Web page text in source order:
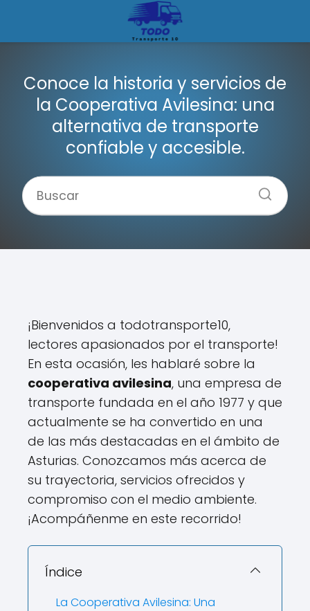
Conoce la historia y servicios de
la Cooperativa Avilesina: una
alternativa de transporte
confiable y accesible.
¡Bienvenidos a todotransporte10,
lectores apasionados por el transporte!
En esta ocasión, les hablaré sobre la
cooperativa avilesina, una empresa de
transporte fundada en el año 1977 y que
actualmente se ha convertido en una
de las más destacadas en el ámbito de
Asturias. Conozcamos más acerca de
su trayectoria, servicios ofrecidos y
compromiso con el medio ambiente.
¡Acompáñenme en este recorrido!
Índice
La Cooperativa Avilesina: Una